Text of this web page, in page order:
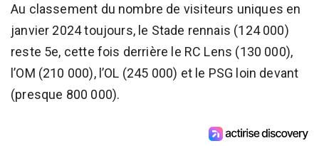
Au classement du nombre de visiteurs uniques en
janvier 2024 toujours, le Stade rennais (124 000)
reste 5e, cette fois derrière le RC Lens (130 000),
l’OM (210 000), l’OL (245 000) et le PSG loin devant
(presque 800 000).